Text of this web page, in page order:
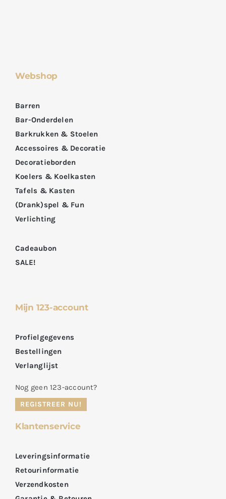
Webshop
Barren
Bar-Onderdelen
Barkrukken & Stoelen
Accessoires & Decoratie
Decoratieborden
Koelers & Koelkasten
Tafels & Kasten
(Drank)spel & Fun
Verlichting
Cadeaubon
SALE!
Mijn 123-account
Profielgegevens
Bestellingen
Verlanglijst
Nog geen 123-account?
REGISTREER NU!
Klantenservice
Leveringsinformatie
Retourinformatie
Verzendkosten